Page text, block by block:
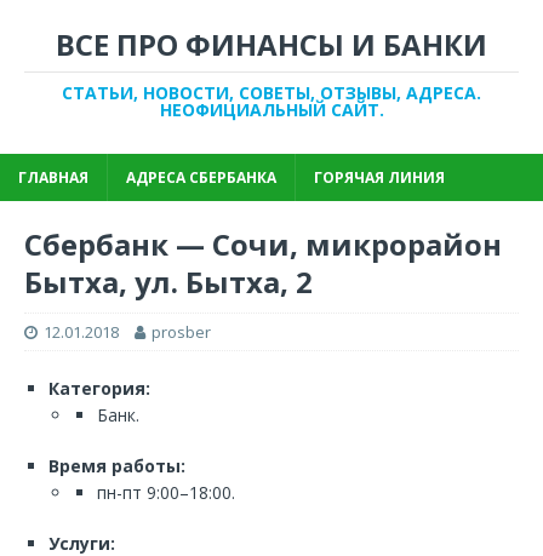
ВСЕ ПРО ФИНАНСЫ И БАНКИ
СТАТЬИ, НОВОСТИ, СОВЕТЫ, ОТЗЫВЫ, АДРЕСА.
НЕОФИЦИАЛЬНЫЙ САЙТ.
ГЛАВНАЯ АДРЕСА СБЕРБАНКА ГОРЯЧАЯ ЛИНИЯ
Сбербанк — Сочи, микрорайон
Бытха, ул. Бытха, 2
12.01.2018 prosber
Категория:
Банк.
Время работы:
пн-пт 9:00–18:00.
Услуги: